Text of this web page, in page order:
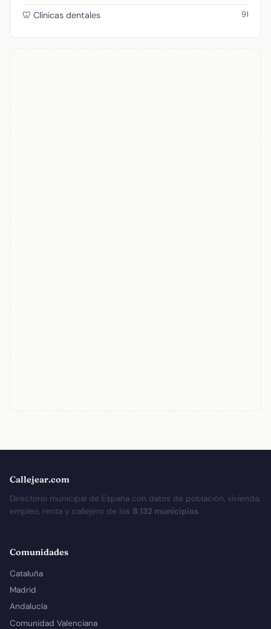
🦷 Clínicas dentales 91
Callejear.com
Directorio municipal de España con datos de población, vivienda,
empleo, renta y callejero de los 8.132 municipios.
Comunidades
Cataluña
Madrid
Andalucía
Comunidad Valenciana